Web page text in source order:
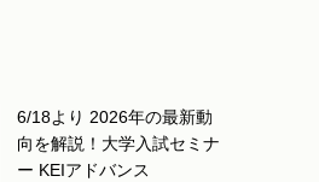
6/18より 2026年の最新動
向を解説！大学入試セミナ
ー KEIアドバンス